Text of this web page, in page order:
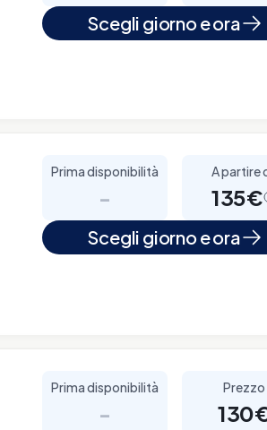
Scegli giorno e ora
Prima disponibilità
-
A partire
135€
Scegli giorno e ora
Prima disponibilità
-
Prezzo